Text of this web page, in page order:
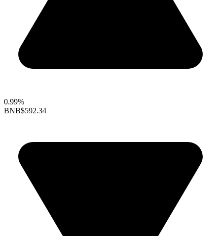
0.99%
BNB$592.34